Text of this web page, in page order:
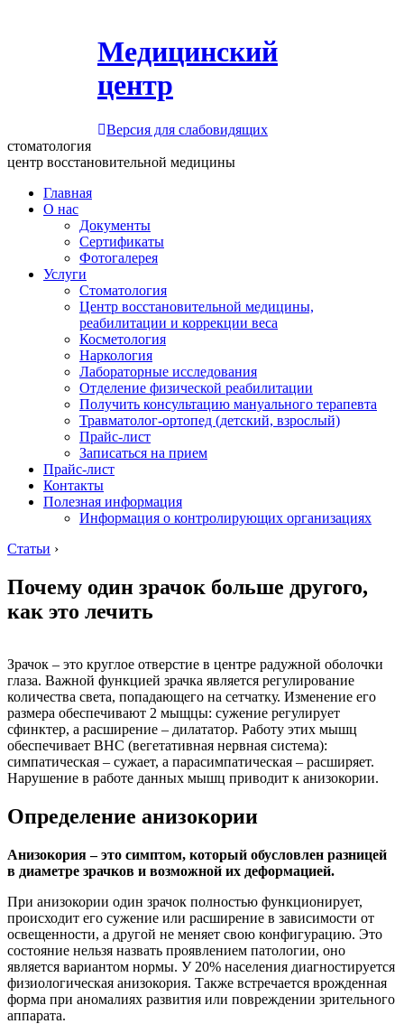
Медицинский
центр
Версия для слабовидящих
стоматология
центр восстановительной медицины
Главная
О нас
Документы
Сертификаты
Фотогалерея
Услуги
Стоматология
Центр восстановительной медицины,
реабилитации и коррекции веса
Косметология
Наркология
Лабораторные исследования
Отделение физической реабилитации
Получить консультацию мануального терапевта
Травматолог-ортопед (детский, взрослый)
Прайс-лист
Записаться на прием
Прайс-лист
Контакты
Полезная информация
Информация о контролирующих организациях
Статьи ›
Почему один зрачок больше другого,
как это лечить
Зрачок – это круглое отверстие в центре радужной оболочки
глаза. Важной функцией зрачка является регулирование
количества света, попадающего на сетчатку. Изменение его
размера обеспечивают 2 мыщцы: сужение регулирует
сфинктер, а расширение – дилататор. Работу этих мышц
обеспечивает ВНС (вегетативная нервная система):
симпатическая – сужает, а парасимпатическая – расширяет.
Нарушение в работе данных мышц приводит к анизокории.
Определение анизокории
Анизокория – это симптом, который обусловлен разницей
в диаметре зрачков и возможной их деформацией.
При анизокории один зрачок полностью функционирует,
происходит его сужение или расширение в зависимости от
освещенности, а другой не меняет свою конфигурацию. Это
состояние нельзя назвать проявлением патологии, оно
является вариантом нормы. У 20% населения диагностируется
физиологическая анизокория. Также встречается врожденная
форма при аномалиях развития или повреждении зрительного
аппарата.